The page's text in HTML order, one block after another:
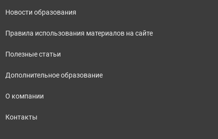
Новости образования
Правила использования материалов на сайте
Полезные статьи
Дополнительное образование
О компании
Контакты